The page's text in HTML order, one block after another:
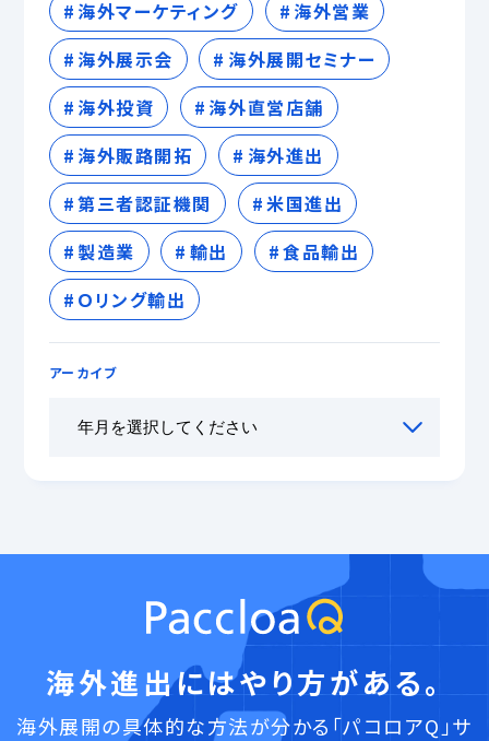
海外マーケティング
海外営業
海外展示会
海外展開セミナー
海外投資
海外直営店舗
海外販路開拓
海外進出
第三者認証機関
米国進出
製造業
輸出
食品輸出
Ｏリング輸出
アーカイブ
海外進出にはやり方がある。
海外展開の具体的な方法が分かる「パコロアQ」サ